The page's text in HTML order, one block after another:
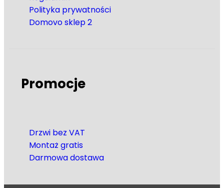
Polityka prywatności
Domovo sklep 2
Promocje
Drzwi bez VAT
Montaż gratis
Darmowa dostawa